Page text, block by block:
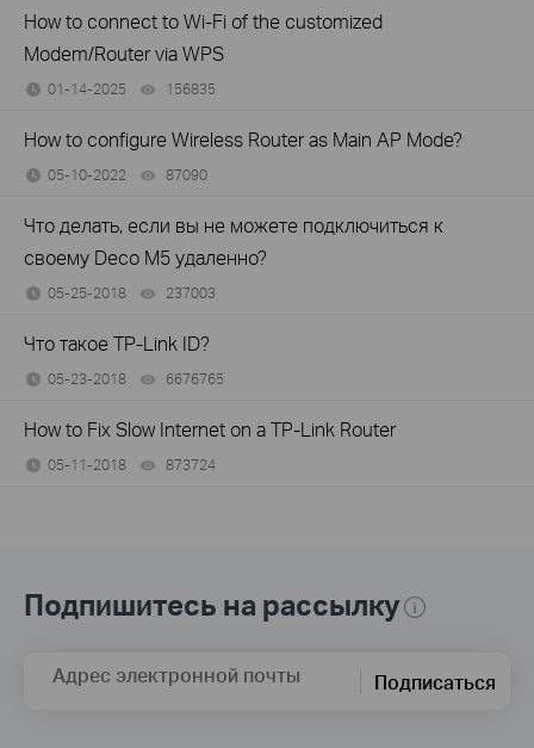
How to connect to Wi-Fi of the customized
Modem/Router via WPS
01-14-2025 156835
How to configure Wireless Router as Main AP Mode?
05-10-2022 87090
Что делать, если вы не можете подключиться к
своему Deco M5 удаленно?
05-25-2018 237003
Что такое TP-Link ID?
05-23-2018 6676765
How to Fix Slow Internet on a TP-Link Router
05-11-2018 873724
Подпишитесь на рассылку
Адрес электронной почты Подписаться